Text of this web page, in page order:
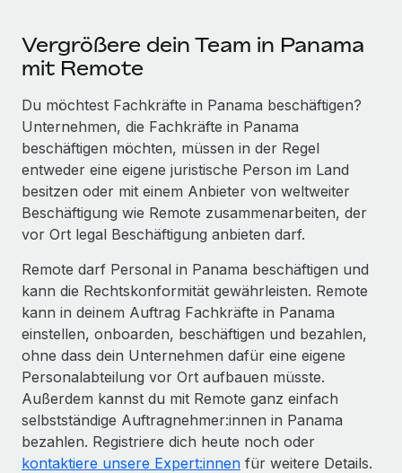
Vergrößere dein Team in Panama
mit Remote
Du möchtest Fachkräfte in Panama beschäftigen?
Unternehmen, die Fachkräfte in Panama
beschäftigen möchten, müssen in der Regel
entweder eine eigene juristische Person im Land
besitzen oder mit einem Anbieter von weltweiter
Beschäftigung wie Remote zusammenarbeiten, der
vor Ort legal Beschäftigung anbieten darf.
Remote darf Personal in Panama beschäftigen und
kann die Rechtskonformität gewährleisten. Remote
kann in deinem Auftrag Fachkräfte in Panama
einstellen, onboarden, beschäftigen und bezahlen,
ohne dass dein Unternehmen dafür eine eigene
Personalabteilung vor Ort aufbauen müsste.
Außerdem kannst du mit Remote ganz einfach
selbstständige Auftragnehmer:innen in Panama
bezahlen. Registriere dich heute noch oder
kontaktiere unsere Expert:innen für weitere Details.